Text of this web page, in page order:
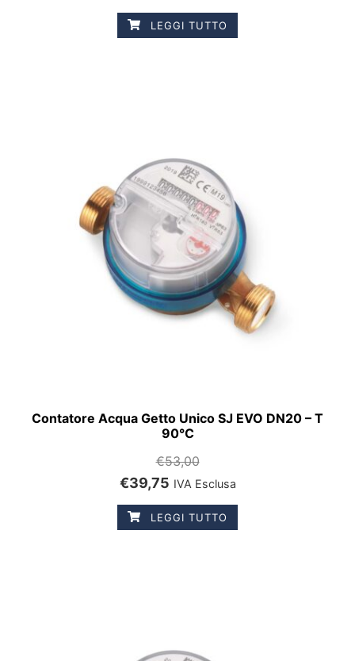
LEGGI TUTTO
Contatore Acqua Getto Unico SJ EVO DN20 – T
90°C
€53,00
€39,75 IVA Esclusa
LEGGI TUTTO